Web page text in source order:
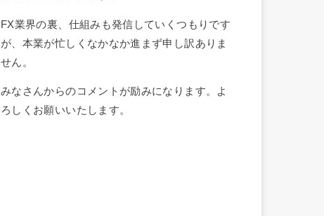
FX業界の裏、仕組みも発信していくつもりです
が、本業が忙しくなかなか進まず申し訳ありま
せん。
みなさんからのコメントが励みになります。よ
ろしくお願いいたします。